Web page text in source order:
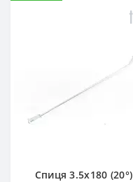
Спиця 3.5х180 (20°)